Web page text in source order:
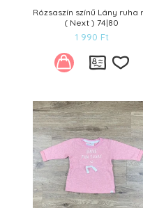
Rózsaszín színű Lány ruha
( Next ) 74|80
1 990 Ft